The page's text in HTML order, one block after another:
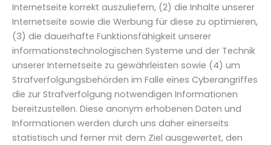
Internetseite korrekt auszuliefern, (2) die Inhalte unserer
Internetseite sowie die Werbung für diese zu optimieren,
(3) die dauerhafte Funktionsfähigkeit unserer
informationstechnologischen Systeme und der Technik
unserer Internetseite zu gewährleisten sowie (4) um
Strafverfolgungsbehörden im Falle eines Cyberangriffes
die zur Strafverfolgung notwendigen Informationen
bereitzustellen. Diese anonym erhobenen Daten und
Informationen werden durch uns daher einerseits
statistisch und ferner mit dem Ziel ausgewertet, den